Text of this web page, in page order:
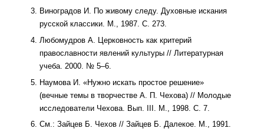
Виноградов И. По живому следу. Духовные искания
русской классики. М., 1987. С. 273.
Любомудров А. Церковность как критерий
православности явлений культуры // Литературная
учеба. 2000. № 5–6.
Наумова И. «Нужно искать простое решение»
(вечные темы в творчестве А. П. Чехова) // Молодые
исследователи Чехова. Вып. III. М., 1998. С. 7.
См.: Зайцев Б. Чехов // Зайцев Б. Далекое. М., 1991.